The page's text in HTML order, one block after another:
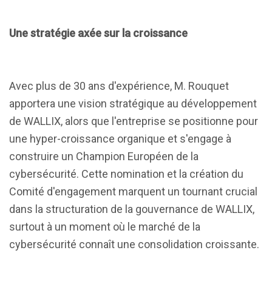
Une stratégie axée sur la croissance
Avec plus de 30 ans d'expérience, M. Rouquet
apportera une vision stratégique au développement
de WALLIX, alors que l'entreprise se positionne pour
une hyper-croissance organique et s'engage à
construire un Champion Européen de la
cybersécurité. Cette nomination et la création du
Comité d'engagement marquent un tournant crucial
dans la structuration de la gouvernance de WALLIX,
surtout à un moment où le marché de la
cybersécurité connaît une consolidation croissante.